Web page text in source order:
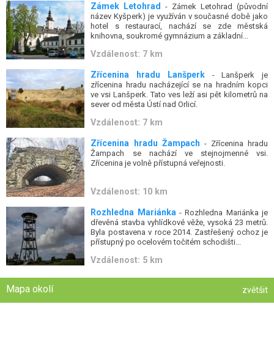
Zámek Letohrad
- Zámek Letohrad (původní
název Kyšperk) je využíván v současné době jako
hotel s restaurací, nachází se zde městská
knihovna, soukromé gymnázium a základní...
Vzdálenost: 7 km
Zřícenina hradu Lanšperk- Lanšperk je
zřícenina hradu nacházející se na hradním kopci
ve vsi Lanšperk. Tato ves leží asi pět kilometrů na
sever od města Ústí nad Orlicí.
Vzdálenost: 7 km
Zřícenina hradu Žampach - Zřícenina hradu
Žampach se nachází ve stejnojmenné vsi.
Zřícenina je volně přístupná veřejnosti.
Vzdálenost: 10 km
Rozhledna Mariánka - Rozhledna Mariánka je
dřevěná stavba vyhlídkové věže, vysoká 23 metrů.
Byla postavena v roce 2014. Zastřešený ochoz je
přístupný po ocelovém točitém schodišti...
Vzdálenost: 5 km
Mapa okolí zvětšit